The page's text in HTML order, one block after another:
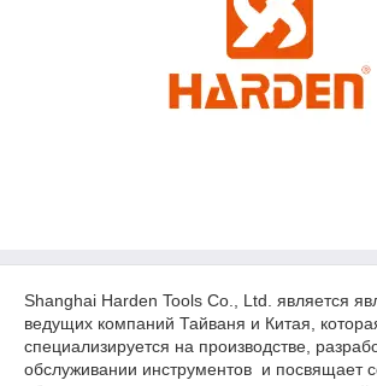
Shanghai Harden Tools Co., Ltd. является
ведущих компаний Тайваня и Китая,
специализируется на производстве,
обслуживании инструментов и посвящает